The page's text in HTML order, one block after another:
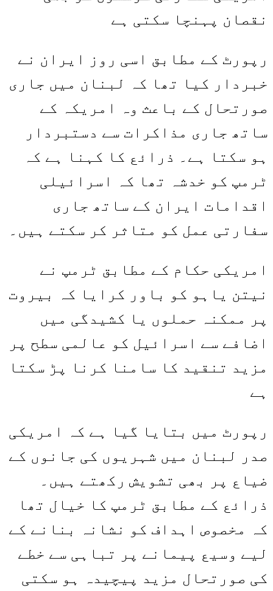
نقصان پہنچا سکتی ہے
رپورٹ کے مطابق اسی روز ایران نے
خبردار کیا تھا کہ لبنان میں جاری
صورتحال کے باعث وہ امریکہ کے
ساتھ جاری مذاکرات سے دستبردار
ہو سکتا ہے۔ ذرائع کا کہنا ہے کہ
ٹرمپ کو خدشہ تھا کہ اسرائیلی
اقدامات ایران کے ساتھ جاری
سفارتی عمل کو متاثر کر سکتے ہیں۔
امریکی حکام کے مطابق ٹرمپ نے
نیتن یاہو کو باور کرایا کہ بیروت
پر ممکنہ حملوں یا کشیدگی میں
اضافے سے اسرائیل کو عالمی سطح پر
مزید تنقید کا سامنا کرنا پڑ سکتا
ہے
رپورٹ میں بتایا گیا ہے کہ امریکی
صدر لبنان میں شہریوں کی جانوں کے
ضیاع پر بھی تشویش رکھتے ہیں۔
ذرائع کے مطابق ٹرمپ کا خیال تھا
کہ مخصوص اہداف کو نشانہ بنانے کے
لیے وسیع پیمانے پر تباہی سے خطے
کی صورتحال مزید پیچیدہ ہو سکتی